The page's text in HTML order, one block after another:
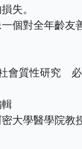
失。
個對全年齡友
會質性研究
大學醫學院教